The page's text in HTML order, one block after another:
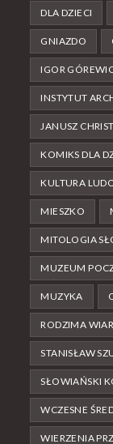
DLA DZIECI
GNIAZDO
IGOR
INSTYTUT
JANUSZ
KOMIKS DLA
KULTURA
MIESZKO
MITOLOGIA
MUZEUM
MUZYKA
RODZIMA
STANISŁAW
SŁOWIAŃSKI
WCZESNE
WIERZENIA